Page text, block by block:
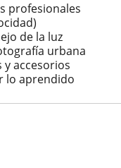
profesionales
de la luz
urbana
y accesorios
lo aprendido